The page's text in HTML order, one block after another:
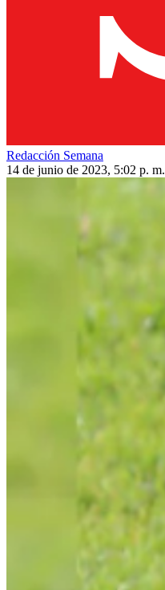
Redacción Semana
14 de junio de 2023, 5:02 p. m.